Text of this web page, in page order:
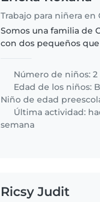
Somos una familia de
con dos pequeños
cariñoso, curioso y
energía, y un bebé de
que está..
Número de niños: 2
Edad de los niños:
Niño de edad
Última actividad:
semana
Ricsy Judit